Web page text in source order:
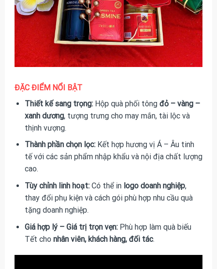
ĐẶC ĐIỂM NỔI BẬT
Thiết kế sang trọng:Hộp quà phối tông đỏ – vàng –
xanh dương, tượng trưng cho may mắn, tài lộc và
thịnh vượng.
Thành phần chọn lọc:Kết hợp hương vị Á – Âu tinh
tế với các sản phẩm nhập khẩu và nội địa chất lượng
cao.
Tùy chỉnh linh hoạt:Có thể in logo doanh nghiệp,
thay đổi phụ kiện và cách gói phù hợp nhu cầu quà
tặng doanh nghiệp.
Giá hợp lý – Giá trị trọn vẹn:Phù hợp làm quà biếu
Tết cho nhân viên, khách hàng, đối tác.